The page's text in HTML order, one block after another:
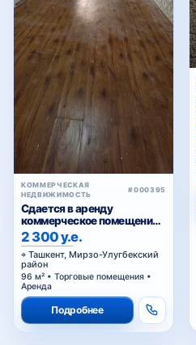
КОММЕРЧЕСКАЯ
НЕДВИЖИМОСТЬ
#000395
Сдается в аренду
коммерческое помещение
Ц1.
2 300 у.е.
Ташкент, Мирзо-Улугбекский
район
96 м² • Торговые помещения •
Аренда
Подробнее